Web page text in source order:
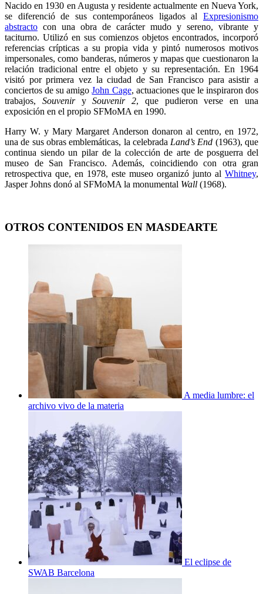
Nacido en 1930 en Augusta y residente actualmente en Nueva York,
se diferenció de sus contemporáneos ligados al Expresionismo
abstracto con una obra de carácter mudo y sereno, vibrante y
taciturno. Utilizó en sus comienzos objetos encontrados, incorporó
referencias crípticas a su propia vida y pintó numerosos motivos
impersonales, como banderas, números y mapas que cuestionaron la
relación tradicional entre el objeto y su representación. En 1964
visitó por primera vez la ciudad de San Francisco para asistir a
conciertos de su amigoJohn Cage, actuaciones que le inspiraron dos
trabajos, SouvenirySouvenir 2, que pudieron verse en una
exposición en el propio SFMoMA en 1990.
Harry W. y Mary Margaret Anderson donaron al centro, en 1972,
una de sus obras emblemáticas, la celebrada Land’s End (1963), que
continua siendo un pilar de la colección de arte de posguerra del
museo de San Francisco. Además, coincidiendo con otra gran
retrospectiva que, en 1978, este museo organizó junto al Whitney,
Jasper Johns donó al SFMoMA la monumental Wall (1968).
OTROS CONTENIDOS EN MASDEARTE
A media lumbre: el
archivo vivo de la materia
El eclipse de
SWAB Barcelona